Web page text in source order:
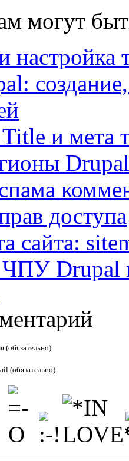
могут
создание,
и мета
доступа
сайта:
Drupal
(обязательно)
(обязательно)